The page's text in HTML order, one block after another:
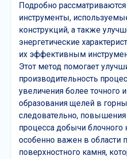
Подробно
инструменты,
конструкций, а также
энергетические
их эффективным
Этот метод помогает
производительность
увеличения более точного
образования щелей в
следовательно, повышения
процесса добычи блочного
особенно важен в области
поверхностного камня,